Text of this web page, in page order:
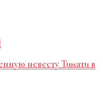
невесту Тимати в